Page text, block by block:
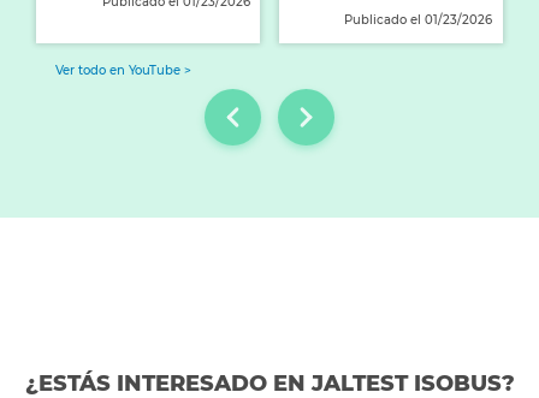
Publicado el 01/23/2026
Ver todo en YouTube >
¿ESTÁS INTERESADO EN JALTEST ISOBUS?